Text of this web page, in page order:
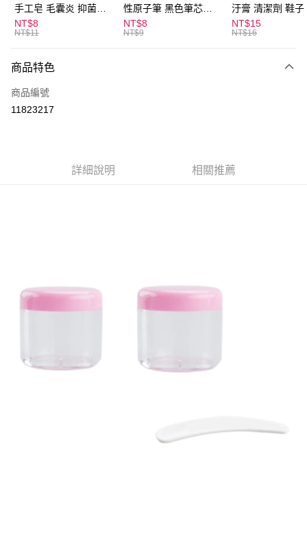
ATM付款
全家取貨付款
每筆NT$60，滿NT$599(含以上)免運費
付款後全家取貨
每筆NT$60，滿NT$599(含以上)免運費
手工皂 毛囊炎 抑菌除
蟎 清潔護膚 去油去痘
寵物皮膚病 狗狗貓咪
NT$8
NT$11
性原子筆 黑色筆芯
S304
NT$8
NT$9
汙膏 清潔劑 鞋子
漬 白皮鞋 鞋油
NT$15
NT$16
商品特色
商品編號
11823217
詳細說明 相關推薦